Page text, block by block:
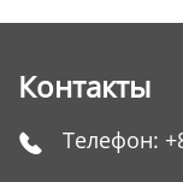
Контакты
 Телефон: